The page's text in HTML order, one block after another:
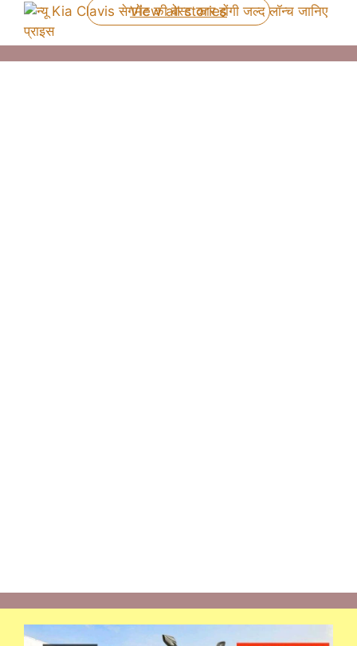
View all stories